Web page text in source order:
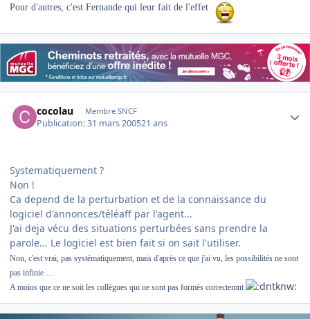
Pour d'autres, c'est Fernande qui leur fait de l'effet
cocolau Membre SNCF
Publication:31 mars 200521 ans
Systematiquement ?
Non !
Ca depend de la perturbation et de la connaissance du
logiciel d'annonces/téléaff par l'agent...
J'ai deja vécu des situations perturbées sans prendre la
parole... Le logiciel est bien fait si on sait l'utiliser.
Non, c'est vrai, pas systématiquement, mais d'après ce que j'ai vu, les possibilités ne sont
pas infinie …
A moins que ce ne soit les collègues qui ne sont pas formés correctemnt